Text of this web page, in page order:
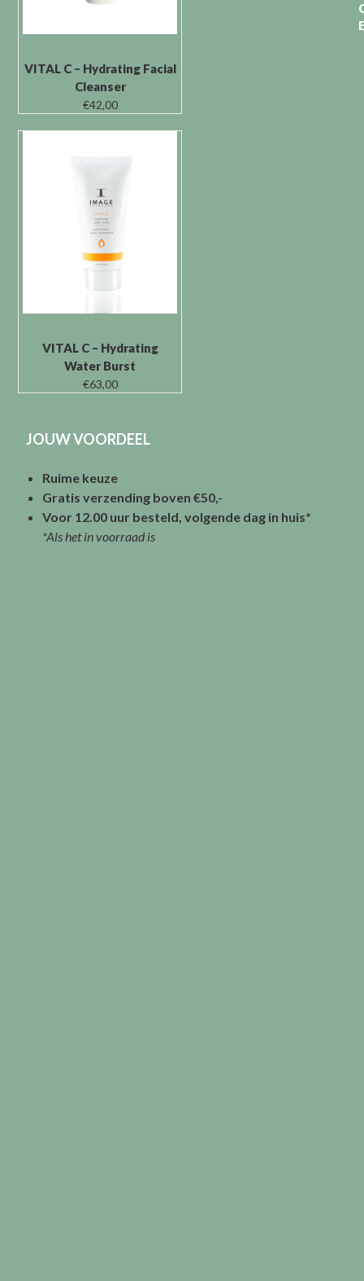
VITAL C – Hydrating Facial
Cleanser
€42,00
VITAL C – Hydrating
Water Burst
€63,00
JOUW VOORDEEL
Ruime keuze
Gratis verzending boven €50,-
Voor 12.00 uur besteld, volgende dag in huis*
*Als het in voorraad is